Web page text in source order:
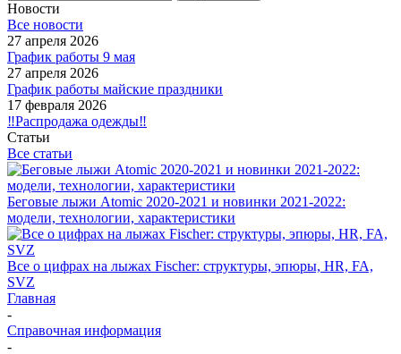
Новости
Все новости
27 апреля 2026
График работы 9 мая
27 апреля 2026
График работы майские праздники
17 февраля 2026
‼️Распродажа одежды‼️
Статьи
Все статьи
Беговые лыжи Atomic 2020-2021 и новинки 2021-2022:
модели, технологии, характеристики
Все о цифрах на лыжах Fischer: структуры, эпюры, HR, FA,
SVZ
Главная
-
Справочная информация
-